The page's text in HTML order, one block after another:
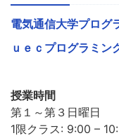
電気通信大学プログ
ｕｅｃプログラミン
授業時間
第１～第３日曜日
1限クラス: 9:00 –